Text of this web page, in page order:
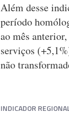
Além desse
período
ao mês
serviços
não
INDICADOR